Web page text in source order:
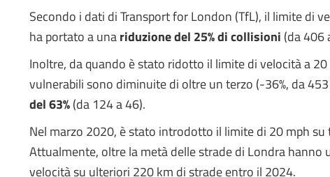
Secondo i dati di Transport for London (TfL), il limite di
ha portato a unariduzione del 25% di collisioni (da 406
Inoltre, da quando è stato ridotto il limite di velocità a
vulnerabili sono diminuite di oltre un terzo (-36%, da
del 63%(da 124 a 46).
Nel marzo 2020, è stato introdotto il limite di 20 mph
Attualmente, oltre la metà delle strade di Londra
velocità su ulteriori 220 km di strade entro il 2024.